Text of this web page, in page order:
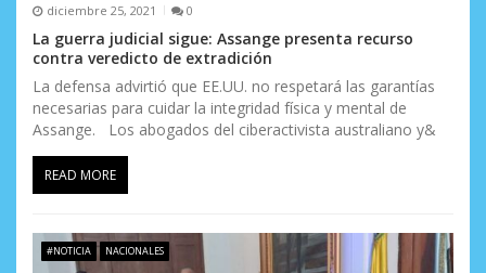
diciembre 25, 2021 0
La guerra judicial sigue: Assange presenta recurso
contra veredicto de extradición
La defensa advirtió que EE.UU. no respetará las garantías
necesarias para cuidar la integridad física y mental de
Assange. Los abogados del ciberactivista australiano y&
READ MORE
#NOTICIA NACIONALES